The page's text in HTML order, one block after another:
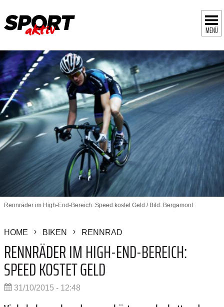
MENÜ
Rennräder im High-End-Bereich: Speed kostet Geld / Bild: Bergamont
HOME BIKEN RENNRAD
RENNRÄDER IM HIGH-END-BEREICH:
SPEED KOSTET GELD
31/10/2015 - 12:48